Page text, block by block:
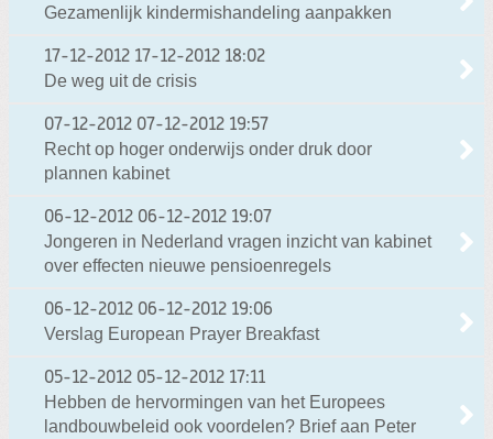
Gezamenlijk kindermishandeling aanpakken
17-12-2012 17-12-2012 18:02
De weg uit de crisis
07-12-2012 07-12-2012 19:57
Recht op hoger onderwijs onder druk door
plannen kabinet
06-12-2012 06-12-2012 19:07
Jongeren in Nederland vragen inzicht van kabinet
over effecten nieuwe pensioenregels
06-12-2012 06-12-2012 19:06
Verslag European Prayer Breakfast
05-12-2012 05-12-2012 17:11
Hebben de hervormingen van het Europees
landbouwbeleid ook voordelen? Brief aan Peter